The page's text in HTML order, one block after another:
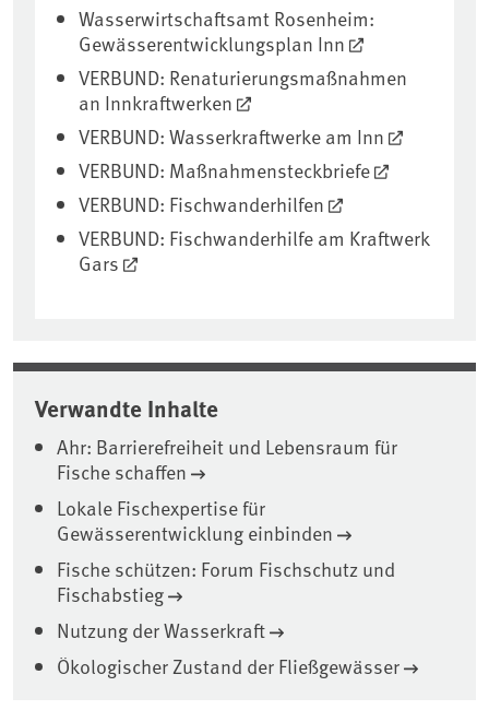
Wasserwirtschaftsamt Rosenheim:
Gewässerentwicklungsplan Inn
VERBUND: Renaturierungsmaßnahmen
an Innkraftwerken
VERBUND: Wasserkraftwerke am Inn
VERBUND: Maßnahmensteckbriefe
VERBUND: Fischwanderhilfen
VERBUND: Fischwanderhilfe am Kraftwerk
Gars
Verwandte Inhalte
Ahr: Barrierefreiheit und Lebensraum für
Fische schaffen
Lokale Fischexpertise für
Gewässerentwicklung einbinden
Fische schützen: Forum Fischschutz und
Fischabstieg
Nutzung der Wasserkraft
Ökologischer Zustand der Fließgewässer